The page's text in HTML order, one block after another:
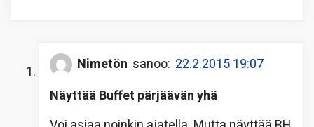
Nimetön sanoo: 22.2.2015 19:07
Näyttää Buffet pärjäävän yhä